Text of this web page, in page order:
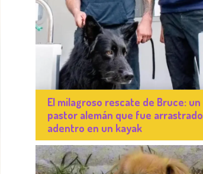
El milagroso rescate de Bruce: un
pastor alemán que fue
adentro en un kayak